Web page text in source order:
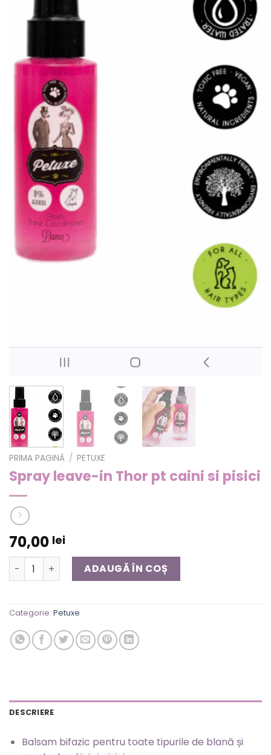
PRIMA PAGINĂ / PETUXE
Spray leave-in Thor pt caini si pisici
70,00 lei
Cantitate Spray leave-in Thor pt caini si pisici
ADAUGĂ ÎN COȘ
Categorie: Petuxe
DESCRIERE
Balsam bifazic pentru toate tipurile de blană și